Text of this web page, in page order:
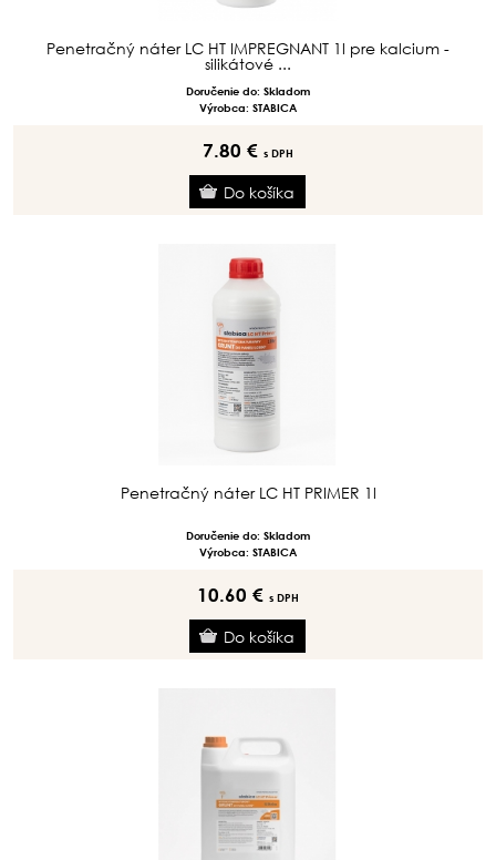
Penetračný náter LC HT IMPREGNANT 1l pre kalcium -
silikátové ...
Doručenie do: Skladom
Výrobca: STABICA
7.80 € s DPH
Penetračný náter LC HT PRIMER 1l
Doručenie do: Skladom
Výrobca: STABICA
10.60 € s DPH